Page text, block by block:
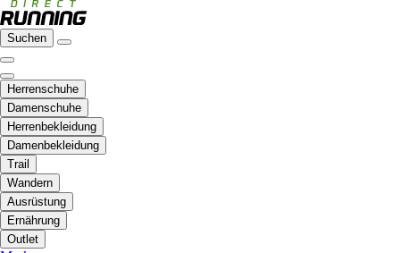
Suchen
Herrenschuhe
Damenschuhe
Herrenbekleidung
Damenbekleidung
Trail
Wandern
Ausrüstung
Ernährung
Outlet